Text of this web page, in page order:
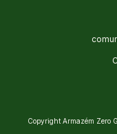
Copyright Armazém Zero